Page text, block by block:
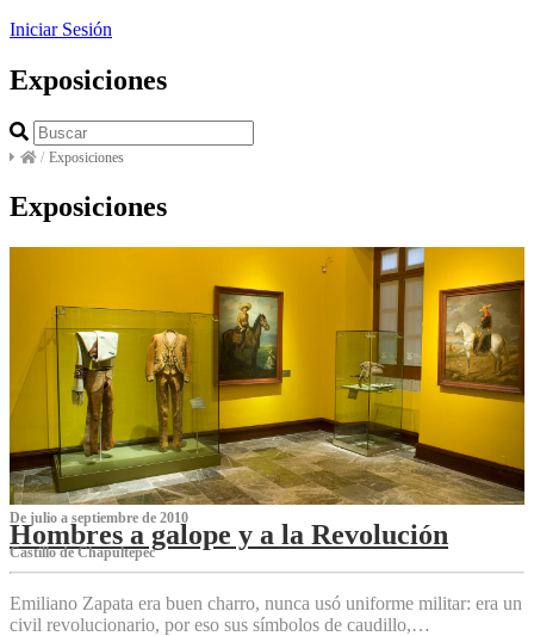
Iniciar Sesión
Exposiciones
/ Exposiciones
Exposiciones
De julio a septiembre de 2010
Hombres a galope y a la Revolución
Castillo de Chapultepec
Emiliano Zapata era buen charro, nunca usó uniforme militar: era un
civil revolucionario, por eso sus símbolos de caudillo,…